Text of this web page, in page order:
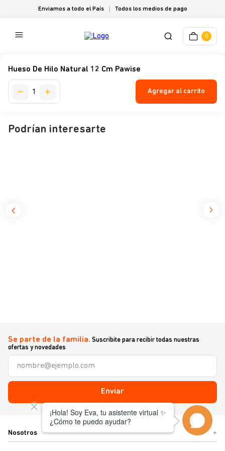
Enviamos a todo el País Todos los medios de pago
0
Hueso De Hilo Natural 12 Cm Pawise
Agregar al carrito
Podrían interesarte
Se parte de la familia. Suscribite para recibir todas nuestras
ofertas y novedades
Enviar
Nosotros +